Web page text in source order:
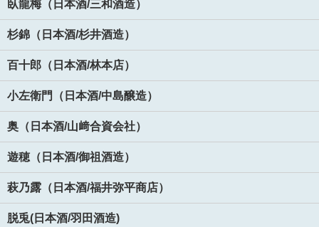
臥龍梅（日本酒/三和酒造）
杉錦（日本酒/杉井酒造）
百十郎（日本酒/林本店）
小左衛門（日本酒/中島醸造）
奥（日本酒/山﨑合資会社）
遊穂（日本酒/御祖酒造）
萩乃露（日本酒/福井弥平商店）
脱兎(日本酒/羽田酒造)